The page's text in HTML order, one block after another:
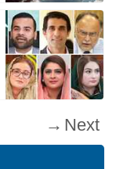
Next →